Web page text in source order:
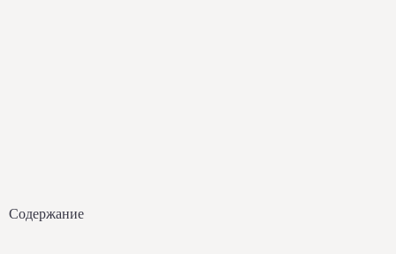
Содержание